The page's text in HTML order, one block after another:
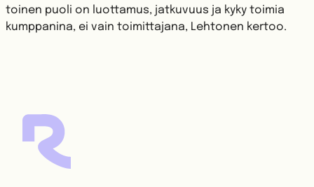
toinen puoli on luottamus, jatkuvuus ja kyky toimia
kumppanina, ei vain toimittajana, Lehtonen kertoo.